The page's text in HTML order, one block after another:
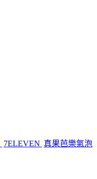
7ELEVEN 真果芭樂氣泡